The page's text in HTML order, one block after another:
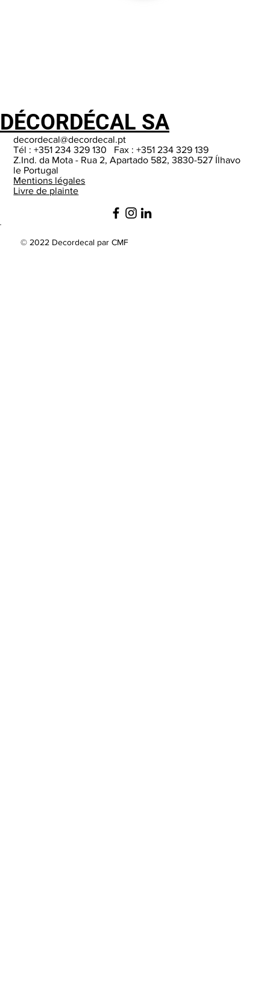
DÉCORDÉCAL SA
decordecal@decordecal.pt
Tél : +351 234 329 130 Fax : +351 234 329 139
Z.Ind. da Mota - Rua 2, Apartado 582, 3830-527 Ílhavo
le Portugal
Mentions légales
Livre de plainte
© 2022 Decordecal par CMF